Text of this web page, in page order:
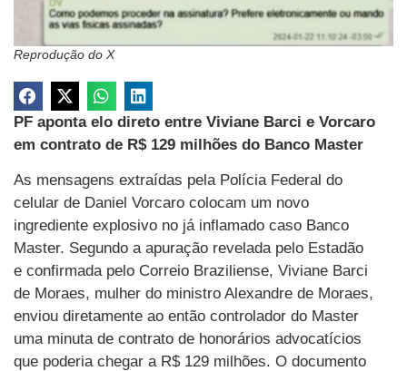
Reprodução do X
PF aponta elo direto entre Viviane Barci e Vorcaro
em contrato de R$ 129 milhões do Banco Master
As mensagens extraídas pela Polícia Federal do
celular de Daniel Vorcaro colocam um novo
ingrediente explosivo no já inflamado caso Banco
Master. Segundo a apuração revelada pelo Estadão
e confirmada pelo Correio Braziliense, Viviane Barci
de Moraes, mulher do ministro Alexandre de Moraes,
enviou diretamente ao então controlador do Master
uma minuta de contrato de honorários advocatícios
que poderia chegar a R$ 129 milhões. O documento